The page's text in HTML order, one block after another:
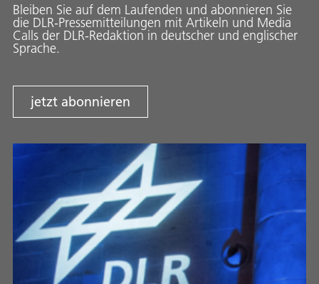
Bleiben Sie auf dem Laufenden und abonnieren Sie
die DLR-Pressemitteilungen mit Artikeln und Media
Calls der DLR-Redaktion in deutscher und englischer
Sprache.
jetzt abonnieren